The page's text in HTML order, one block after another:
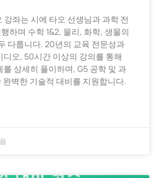
강좌는 시에 타오 선생님과 과학 전
하며 수학 1&2, 물리, 화학, 생물의
다룹니다. 20년의 교육 전문성과
오, 50시간 이상의 강의를 통해
상세히 풀이하며, G5 공학 및 과
완벽한 기술적 대비를 지원합니다.